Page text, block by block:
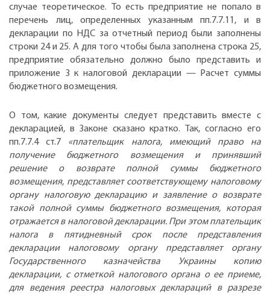
случае теоретическое. То есть предприятие не попало в
перечень лиц, определенных указанным пп.7.7.11, и в
декларации по НДС за отчетный период были заполнены
строки 24 и 25. А для того чтобы была заполнена строка 25,
предприятие обязательно должно было представить и
приложение 3 к налоговой декларации — Расчет суммы
бюджетного возмещения.
О том, какие документы следует представить вместе с
декларацией, в Законе сказано кратко. Так, согласно его
пп.7.7.4 ст.7 «плательщик налога, имеющий право на
получение бюджетного возмещения и принявший
решение о возврате полной суммы бюджетного
возмещения, представляет соответствующему налоговому
органу налоговую декларацию и заявление о возврате
такой полной суммы бюджетного возмещения, которая
отражается в налоговой декларации. При этом плательщик
налога в пятидневный срок после представления
декларации налоговому органу представляет органу
Государственного казначейства Украины копию
декларации, с отметкой налогового органа о ее приеме,
для ведения реестра налоговых деклараций в разрезе